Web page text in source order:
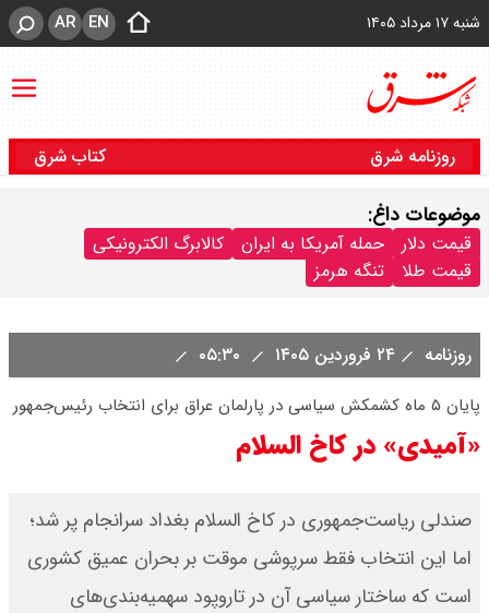
شنبه ۱۷ مرداد ۱۴۰۵ EN
AR
روزنامه شرق کتاب شرق
موضوعات داغ:
قیمت دلار حمله آمریکا به ایران
کالابرگ الکترونیکی
قیمت طلا
تنگه هرمز
روزنامه ۲۴ فروردین ۱۴۰۵
پایان ۵ ماه کشمکش سیاسی در پارلمان عراق برای انتخاب رئیس‌جمهور
«آمیدی» در کاخ السلام
صندلی ریاست‌جمهوری در کاخ السلام بغداد سرانجام پر شد؛
اما این انتخاب فقط سرپوشی موقت بر بحران عمیق کشوری
است که ساختار سیاسی آن در تاروپود سهمیه‌بندی‌های